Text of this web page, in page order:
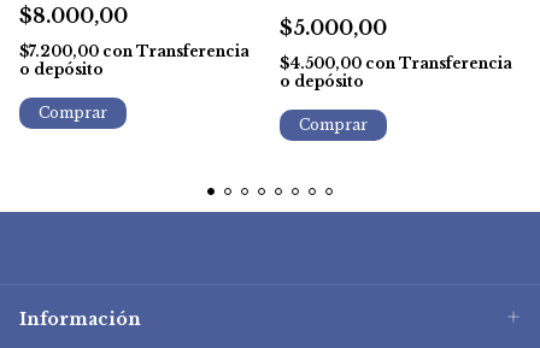
$8.000,00
$7.200,00 con Transferencia
o depósito
$5.000,00
$4.500,00 con Transferencia
o depósito
Información